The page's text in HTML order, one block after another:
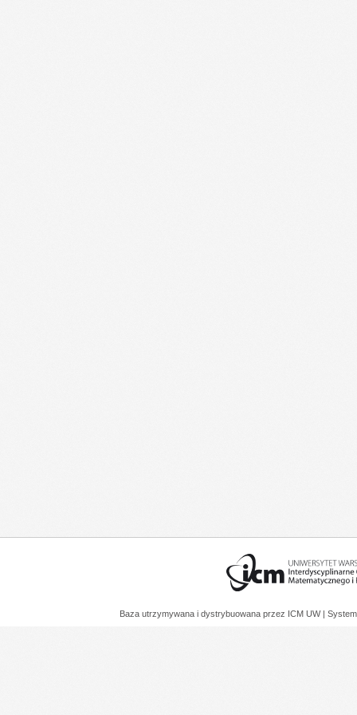
Baza utrzymywana i dystrybuowana przez ICM UW |